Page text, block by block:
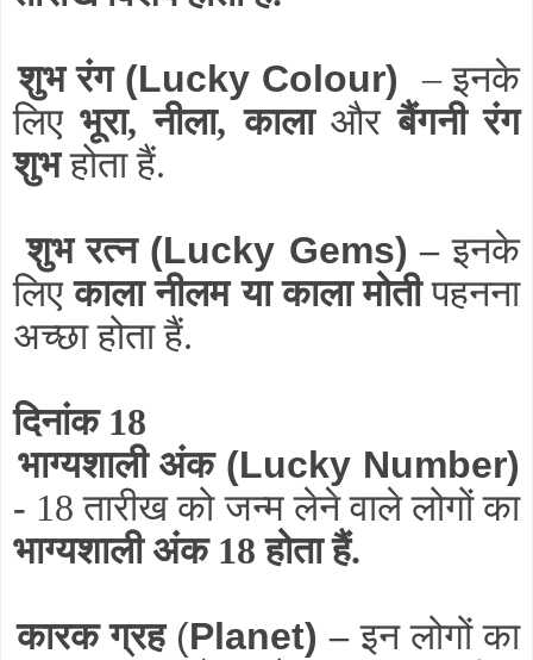
शुभ रंग (Lucky Colour) – इनके
लिएभूरा, नीला, कालाऔरबैंगनी रंग
शुभहोता हैं.
शुभ रत्न (Lucky Gems) –इनके
लिएकाला नीलम या काला मोतीपहनना
अच्छा होता हैं.
दिनांक 18
भाग्यशाली अंक (Lucky Number)
- 18 तारीख को जन्म लेने वाले लोगों का
भाग्यशाली अंक 18 होता हैं.
कारक ग्रह (Planet) –इन लोगों का